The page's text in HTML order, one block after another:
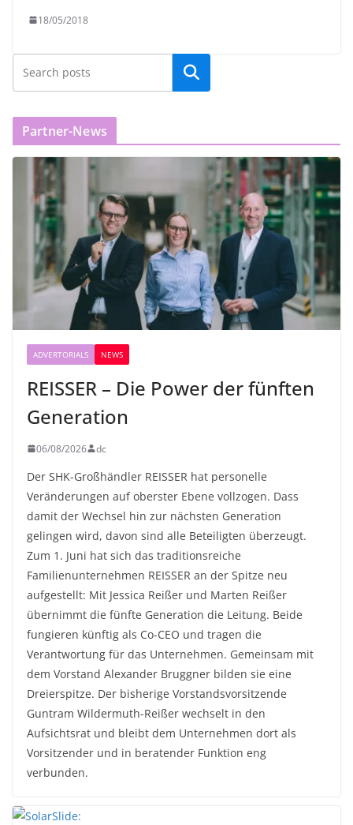
18/05/2018
Partner-News
ADVERTORIALS NEWS
REISSER – Die Power der fünften
Generation
06/08/2026 dc
Der SHK-Großhändler REISSER hat personelle
Veränderungen auf oberster Ebene vollzogen. Dass
damit der Wechsel hin zur nächsten Generation
gelingen wird, davon sind alle Beteiligten überzeugt.
Zum 1. Juni hat sich das traditionsreiche
Familienunternehmen REISSER an der Spitze neu
aufgestellt: Mit Jessica Reißer und Marten Reißer
übernimmt die fünfte Generation die Leitung. Beide
fungieren künftig als Co-CEO und tragen die
Verantwortung für das Unternehmen. Gemeinsam mit
dem Vorstand Alexander Bruggner bilden sie eine
Dreierspitze. Der bisherige Vorstandsvorsitzende
Guntram Wildermuth-Reißer wechselt in den
Aufsichtsrat und bleibt dem Unternehmen dort als
Vorsitzender und in beratender Funktion eng
verbunden.